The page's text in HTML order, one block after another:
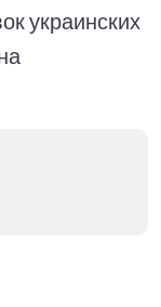
украинских